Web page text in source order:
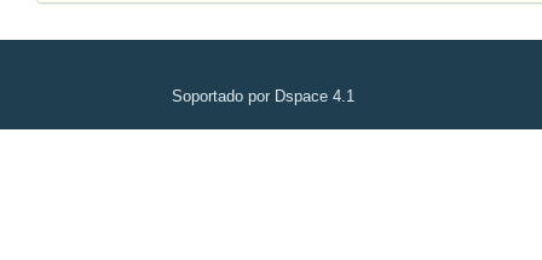
Soportado por Dspace 4.1